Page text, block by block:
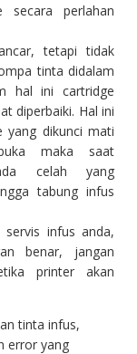
secara perlahan
tetapi tidak
tinta didalam
hal ini cartridge
diperbaiki. Hal ini
yang dikunci mati
maka saat
celah yang
tabung infus
infus anda,
benar, jangan
printer akan
tinta infus,
error yang